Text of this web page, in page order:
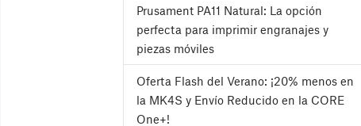
Prusament PA11 Natural: La opción
perfecta para imprimir engranajes y
piezas móviles
Oferta Flash del Verano: ¡20% menos en
la MK4S y Envío Reducido en la CORE
One+!